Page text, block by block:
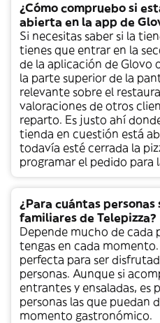
¿Cómo compruebo si
abierta en la app de
Si necesitas saber si la
tienes que entrar en la
de la aplicación de Glovo
la parte superior de la
relevante sobre el
valoraciones de otros
reparto. Es justo ahí
tienda en cuestión está
todavía esté cerrada la
programar el pedido para
¿Para cuántas personas
familiares de Telepizza?
Depende mucho de cada
tengas en cada
perfecta para ser
personas. Aunque si
entrantes y ensaladas, es
personas las que puedan
momento gastronómico.